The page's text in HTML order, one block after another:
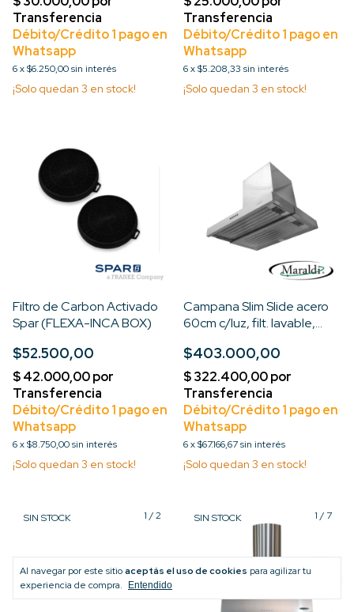
Al navegar por este sitioaceptás el uso de cookies para agilizar tu
experiencia de compra.
Entendido
6x$6.250,00sin interés
¡Solo quedan 3 en stock!
6x$5.208,33 sin interés
¡Solo quedan 3 en stock!
Filtro de Carbon Activado
Spar (FLEXA-INCA BOX)
$52.500,00
6x$8.750,00sin interés
¡Solo quedan 3 en stock!
Campana Slim Slide acero
60cm c/luz, filt. lavable,
$403.000,00
6x$67.166,67sin interés
¡Solo quedan 3 en stock!
1 /2
SIN STOCK 1 / 7
SIN STOCK